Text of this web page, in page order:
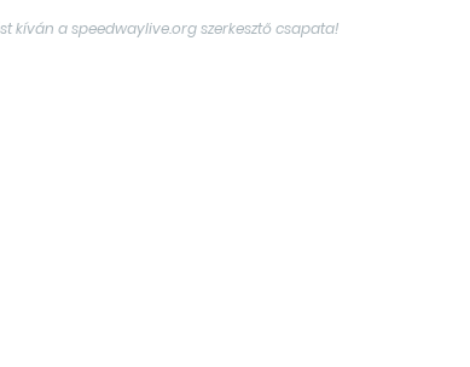
kíván a speedwaylive.org szerkesztő csapata!